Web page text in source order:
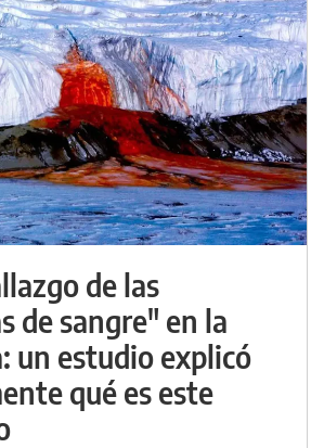
de las
de sangre" en la
un estudio explicó
qué es este